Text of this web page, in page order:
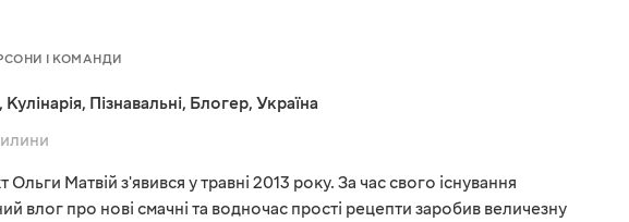
І КОМАНДИ
, Кулінарія, Пізнавальні, Блогер, Україна
Ольги Матвій з'явився у травні 2013 року. За час свого існування
влог про нові смачні та водночас прості рецепти заробив величезну